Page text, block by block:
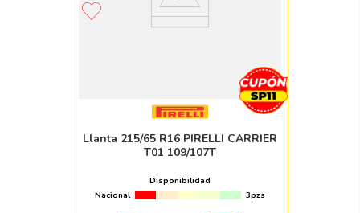
Llanta 215/65 R16 PIRELLI CARRIER
T01 109/107T
Disponibilidad
Nacional
3pzs